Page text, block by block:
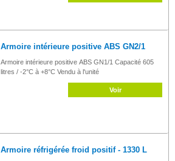
Armoire intérieure positive ABS GN2/1
Armoire intérieure positive ABS GN1/1 Capacité 605
litres / -2°C à +8°C Vendu à l'unité
Voir
Armoire réfrigérée froid positif - 1330 L